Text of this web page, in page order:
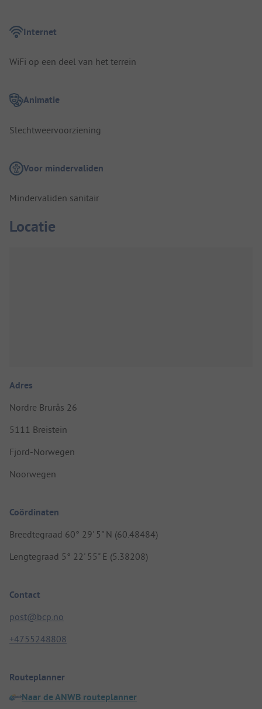
Internet
WiFi op een deel van het terrein
Animatie
Slechtweervoorziening
Voor mindervaliden
Mindervaliden sanitair
Locatie
Adres
Nordre Brurås 26
5111 Breistein
Fjord-Norwegen
Noorwegen
Coördinaten
Breedtegraad 60° 29' 5" N (60.48484)
Lengtegraad 5° 22' 55" E (5.38208)
Contact
post@bcp.no
+4755248808
Routeplanner
Naar de ANWB routeplanner